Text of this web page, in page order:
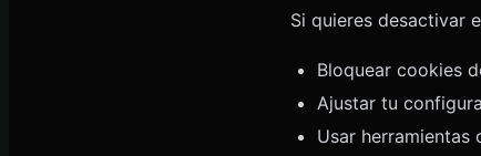
Si quieres desactivar
Bloquear cookies
Ajustar tu
Usar